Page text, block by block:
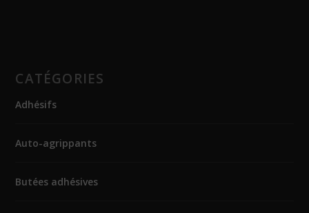
CATÉGORIES
Adhésifs
Auto-agrippants
Butées adhésives